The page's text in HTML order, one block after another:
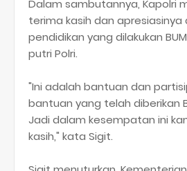
Dalam sambutannya, Kapolri
terima kasih dan
pendidikan yang dilakukan
putri Polri.
"Ini adalah bantuan dan
bantuan yang telah diberikan
Jadi dalam kesempatan ini
kasih," kata Sigit.